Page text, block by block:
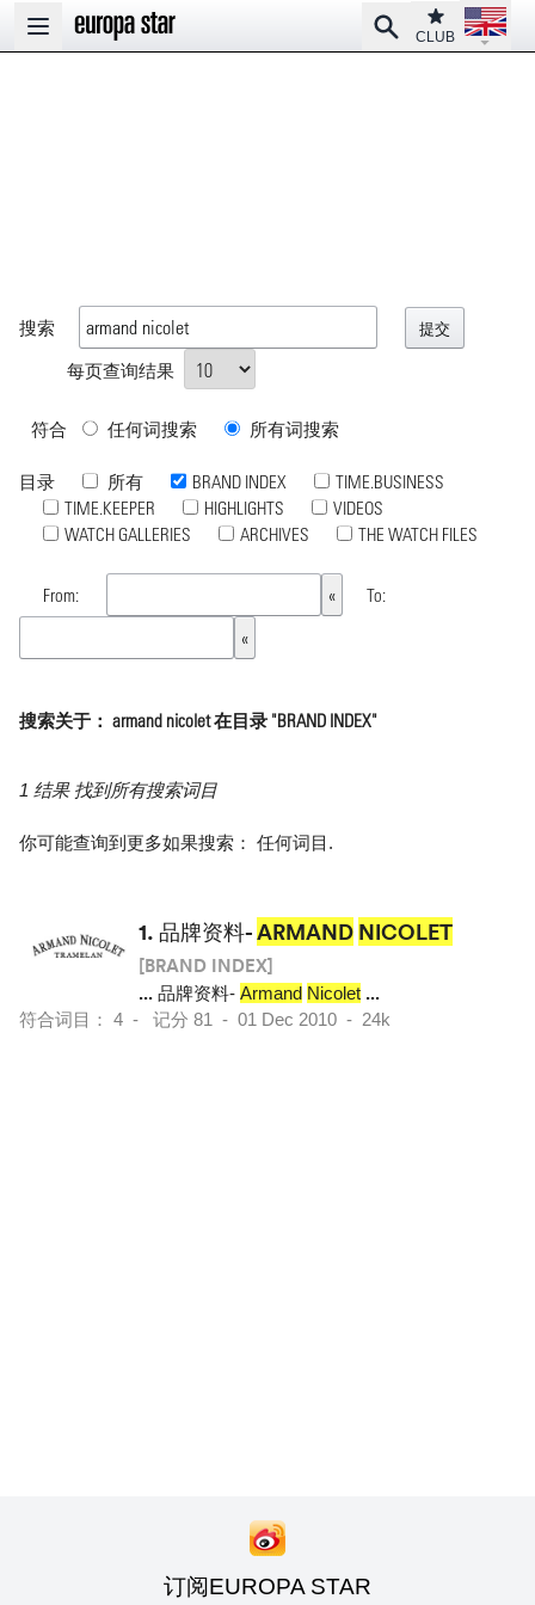
Open main menu
SearchClub
CLUB
Open
搜索
每页查询结果
符合 任何词搜索 所有词搜索
目录 所有 BRAND INDEX
TIME.BUSINESS
TIME.KEEPER
HIGHLIGHTS
VIDEOS
WATCH GALLERIES
ARCHIVES THE WATCH FILES
From: To:
搜索关于： armand nicolet 在目录 "BRAND INDEX"
1 结果 找到所有搜索词目
你可能查询到更多如果搜索： 任何词目 .
1. 品牌资料-ARMAND NICOLET
[BRAND INDEX]
... 品牌资料- Armand Nicolet ...
符合词目： 4 - 记分 81 - 01 Dec 2010 - 24k
订阅EUROPA STAR